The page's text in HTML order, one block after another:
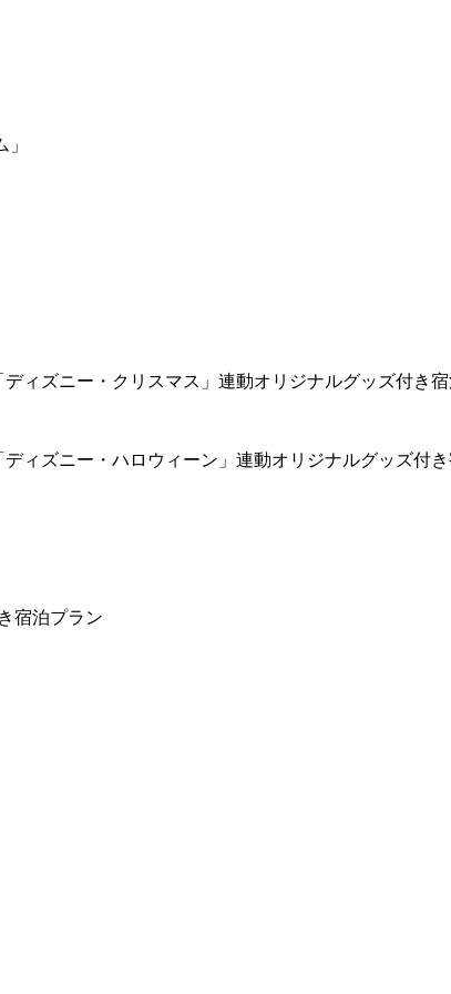
ィズニー・クリスマス」連動オリジナルグッズ付き
ィズニー・ハロウィーン」連動オリジナルグッズ付
宿泊プラン